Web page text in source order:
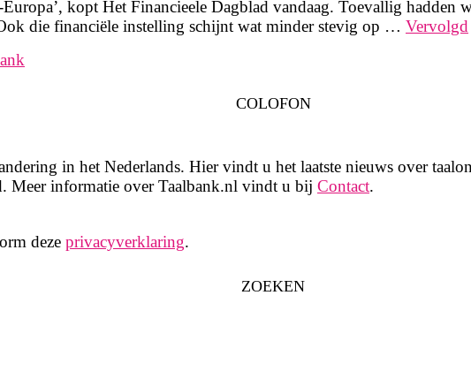
kopt Het Financieele Dagblad vandaag. Toevallig hadden
die financiële instelling schijnt wat minder stevig op … Vervolgd
COLOFON
in het Nederlands. Hier vindt u het laatste nieuws over
Meer informatie over Taalbank.nl vindt u bij Contact.
deze privacyverklaring.
ZOEKEN